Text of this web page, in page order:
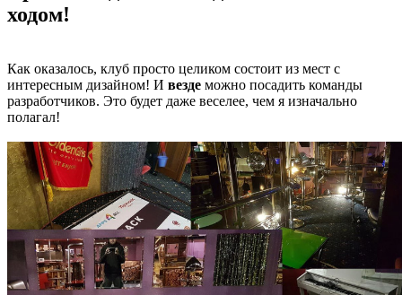
ходом!
Как оказалось, клуб просто целиком состоит из мест с
интересным дизайном! И везде можно посадить команды
разработчиков. Это будет даже веселее, чем я изначально
полагал!